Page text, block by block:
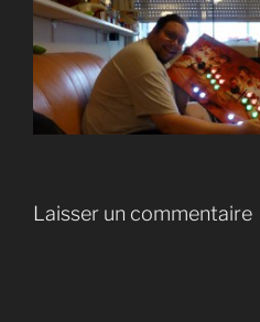
Laisser un commentaire